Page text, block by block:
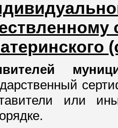
или